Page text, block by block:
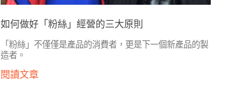
如何做好「粉絲」經營的三大原則
「粉絲」不僅僅是產品的消費者，更是下一個新產品的製
造者。
閱讀文章